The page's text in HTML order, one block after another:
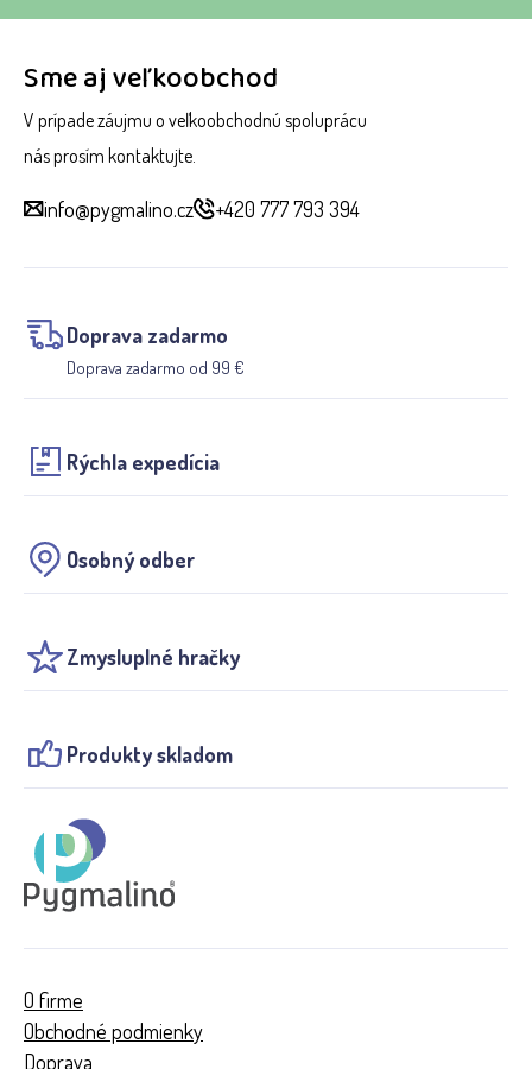
Sme aj veľkoobchod
V prípade záujmu o veľkoobchodnú spoluprácu
nás prosím kontaktujte.
info@pygmalino.cz +420 777 793 394
Doprava zadarmo
Doprava zadarmo od 99 €
Rýchla expedícia
Osobný odber
Zmysluplné hračky
Produkty skladom
O firme
Obchodné podmienky
Doprava